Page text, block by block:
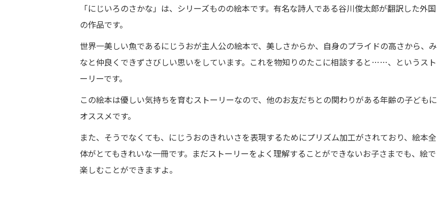
「にじいろのさかな」は、シリーズものの絵本です。有名な詩人である谷川俊太郎が翻訳した外国
の作品です。
世界一美しい魚であるにじうおが主人公の絵本で、美しさからか、自身のプライドの高さから、み
なと仲良くできずさびしい思いをしています。これを物知りのたこに相談すると……、というスト
ーリーです。
この絵本は優しい気持ちを育むストーリーなので、他のお友だちとの関わりがある年齢の子どもに
オススメです。
また、そうでなくても、にじうおのきれいさを表現するためにプリズム加工がされており、絵本全
体がとてもきれいな一冊です。まだストーリーをよく理解することができないお子さまでも、絵で
楽しむことができますよ。